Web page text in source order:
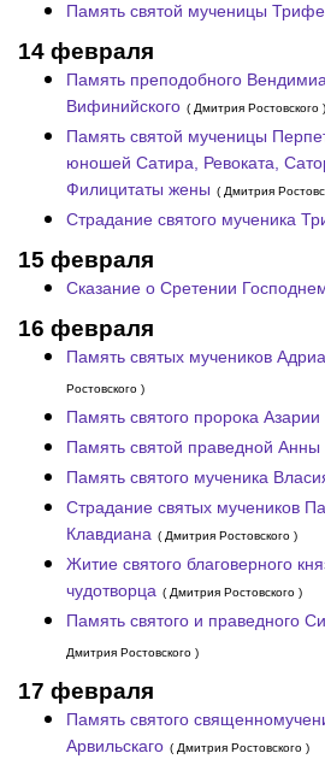
Память святой мученицы
14 февраля
Память преподобного
Вифинийского ( Дмитрия Ростовского )
Память святой мученицы
юношей Сатира, Ревоката,
Филицитаты жены ( Дмитрия
Страдание святого мученика
15 февраля
Сказание о Сретении
16 февраля
Память святых мучеников
Ростовского )
Память святого пророка Азарии
Память святой праведной Анны
Память святого мученика
Страдание святых мучеников
Клавдиана ( Дмитрия Ростовского )
Житие святого благоверного
чудотворца ( Дмитрия Ростовского )
Память святого и праведного
Дмитрия Ростовского )
17 февраля
Память святого
Арвильскаго ( Дмитрия Ростовского )